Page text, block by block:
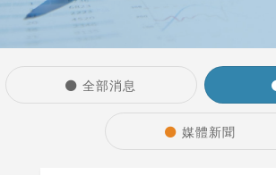
全部消息
媒體新聞